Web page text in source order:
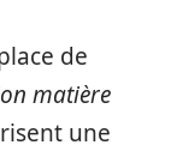
de
matière
une